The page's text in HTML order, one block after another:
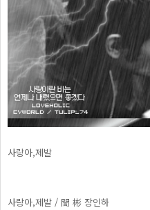
사랑아,제발
사랑아,제발 / 誾 彬 장인하